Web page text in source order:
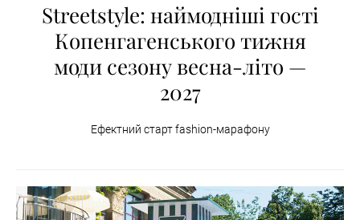
Streetstyle: наймодніші гості
Копенгагенського тижня
моди сезону весна-літо —
2027
Ефектний старт fashion-марафону